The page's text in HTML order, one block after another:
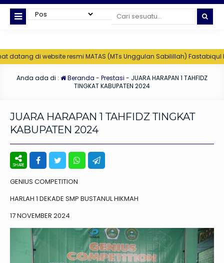
di website resmi MATAS (MTs Unggulan Sabilillah) Fastabiqul
Anda ada di : Beranda - Prestasi - JUARA HARAPAN 1 TAHFIDZ
TINGKAT KABUPATEN 2024
JUARA HARAPAN 1 TAHFIDZ TINGKAT
KABUPATEN 2024
GENIUS COMPETITION
HARLAH 1 DEKADE SMP BUSTANUL HIKMAH
17 NOVEMBER 2024